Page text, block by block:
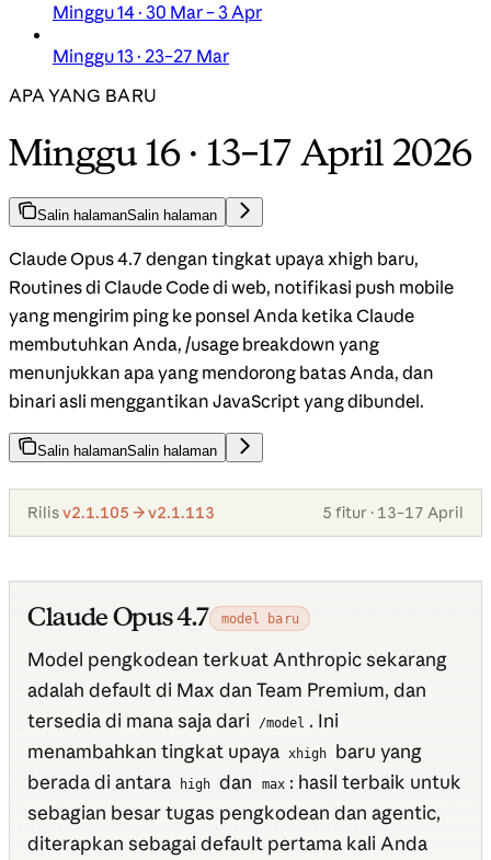
Minggu 14 · 30 Mar – 3 Apr
Minggu 13 · 23–27 Mar
APA YANG BARU
Minggu 16 · 13–17 April 2026
Salin halamanSalin halaman
Claude Opus 4.7 dengan tingkat upaya xhigh baru,
Routines di Claude Code di web, notifikasi push mobile
yang mengirim ping ke ponsel Anda ketika Claude
membutuhkan Anda, /usage breakdown yang
menunjukkan apa yang mendorong batas Anda, dan
binari asli menggantikan JavaScript yang dibundel.
Salin halamanSalin halaman
Rilisv2.1.105 → v2.1.113 5 fitur · 13–17 April
Claude Opus 4.7 model baru
Model pengkodean terkuat Anthropic sekarang
adalah default di Max dan Team Premium, dan
tersedia di mana saja dari
/model . Ini
menambahkan tingkat upaya xhigh
baru yang
berada di antara
high dan max : hasil terbaik untuk
sebagian besar tugas pengkodean dan agentic,
diterapkan sebagai default pertama kali Anda